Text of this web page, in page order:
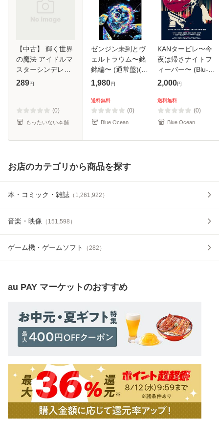
【中古】 輝く世界
の魔法 アイドルマ
スターシンデレラ
ガールズテーマソ
Cinderella master /
THE
CINDERE
289円
(0)
もったいない本舗
ゼンジン未到とヴ
ェルトラウム〜銘
銘編〜 (通常盤)(2
枚組) [DVD]
1,980円
送料無料
(0)
Blue Ocean
KANタービレ〜今
夜は帰さナイトフ
ィーバー〜 (Blu-
ray)
2,000円
送料無料
(0)
Blue Ocean
お店のカテゴリから商品を探す
本・コミック・雑誌 （ 1,261,922 ）
音楽・映像 （ 151,598 ）
ゲーム機・ゲームソフト （282 ）
au PAY マーケットのおすすめ